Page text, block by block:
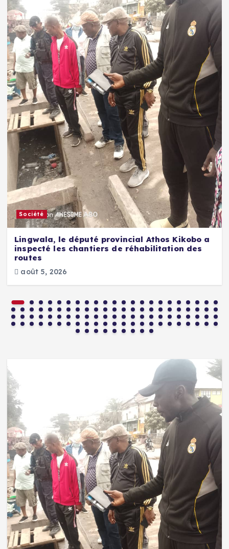
Société
Lingwala, le député provincial Athos Kikobo a
inspecté les chantiers de réhabilitation des
routes
août 5, 2026